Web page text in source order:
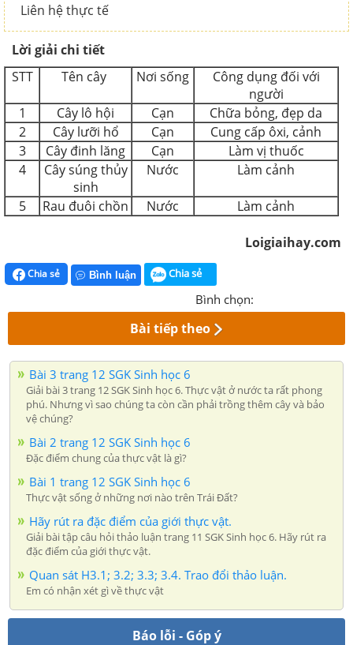
Liên hệ thực tế
Lời giải chi tiết
STT
Tên cây Nơi sống
Công dụng đối với
người
1
Cây lô hội Cạn
Chữa bỏng, đẹp da
2
Cây lưỡi hổ Cạn
Cung cấp ôxi, cảnh
3
Cây đinh lăng Cạn
Làm vị thuốc
4
Cây súng thủy
sinh
Nước Làm cảnh
5 Rau đuôi chồn Nước Làm cảnh
Loigiaihay.com
Chia sẻ Bình luận Chia sẻ
Bình chọn:
Bài tiếp theo
Bài 3 trang 12 SGK Sinh học 6
Giải bài 3 trang 12 SGK Sinh học 6. Thực vật ở nước ta rất phong
phú. Nhưng vì sao chúng ta còn cần phải trồng thêm cây và bảo
vệ chúng?
Bài 2 trang 12 SGK Sinh học 6
Đặc điểm chung của thực vật là gì?
Bài 1 trang 12 SGK Sinh học 6
Thực vật sống ở những nơi nào trên Trái Đất?
Hãy rút ra đặc điểm của giới thực vật.
Giải bài tập câu hỏi thảo luận trang 11 SGK Sinh học 6. Hãy rút ra
đặc điểm của giới thực vật.
Quan sát H3.1; 3.2; 3.3; 3.4. Trao đổi thảo luận.
Em có nhận xét gì về thực vật
Báo lỗi - Góp ý